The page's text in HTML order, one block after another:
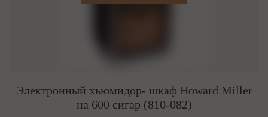
Электронный хьюмидор- шкаф Howard Miller
на 600 сигар (810-082)